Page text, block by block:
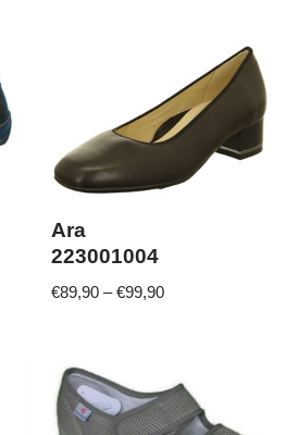
Ara
223001004
€89,90 –€99,90